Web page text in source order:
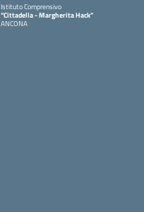
Istituto Comprensivo
“Cittadella - Margherita Hack”
ANCONA